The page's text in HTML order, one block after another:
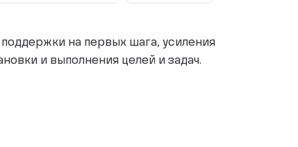
на первых шага, усиления
и выполнения целей и задач.